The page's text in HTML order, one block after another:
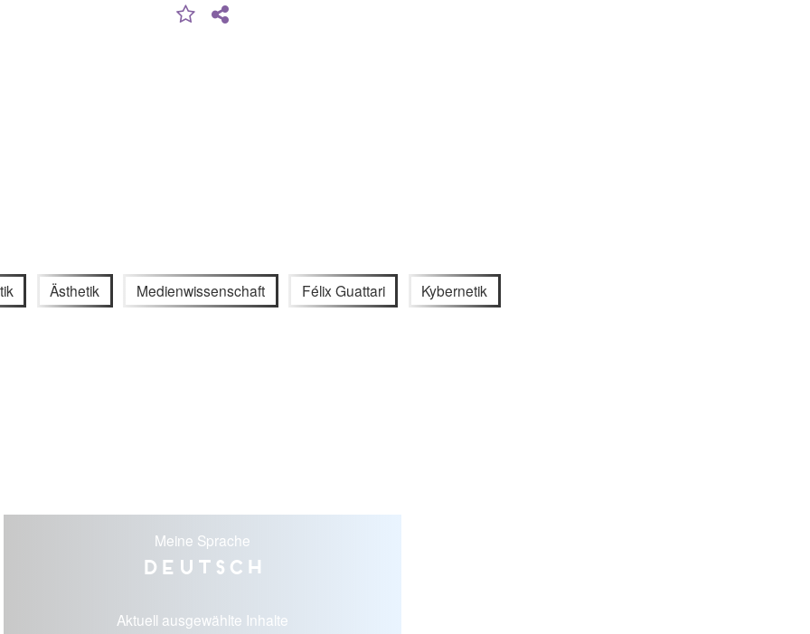
Ästhetik Medienwissenschaft Félix Guattari Kybernetik
Meine Sprache
Deutsch
Aktuell ausgewählte Inhalte